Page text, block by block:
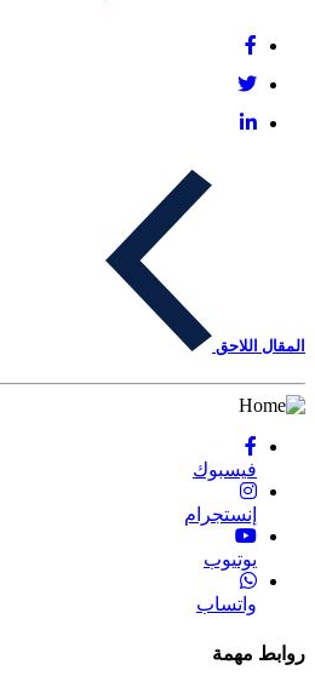
المقال اللاحق
فيسبوك
إنستجرام
يوتيوب
واتساب
روابط مهمة